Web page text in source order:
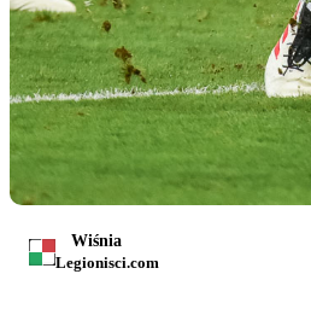
Wiśnia
Legionisci.com